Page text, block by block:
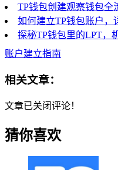
TP钱包创建观察钱包全
如何建立TP钱包账户，
探秘TP钱包里的LPT，
账户建立指南
相关文章：
文章已关闭评论！
猜你喜欢